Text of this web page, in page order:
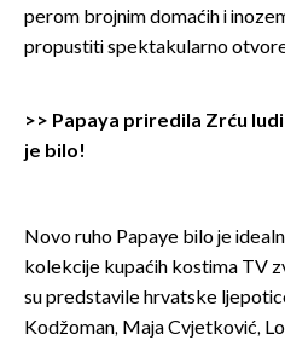
perom brojnim domaćih i
propustiti spektakularno
>> Papaya priredila Zrću
je bilo!
Novo ruho Papaye bilo je
kolekcije kupaćih kostima TV
su predstavile hrvatske
Kodžoman, Maja Cvjetković,